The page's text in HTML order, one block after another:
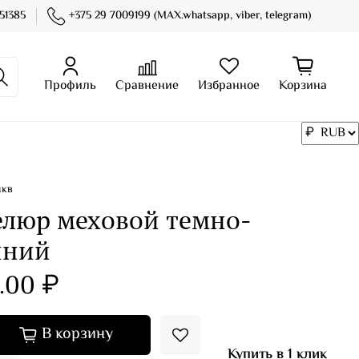
+375 29 7009199 (MAX.whatsapp, viber, telegram)
Профиль Сравнение Избранное Корзина
меховой темно-
₽
В корзину